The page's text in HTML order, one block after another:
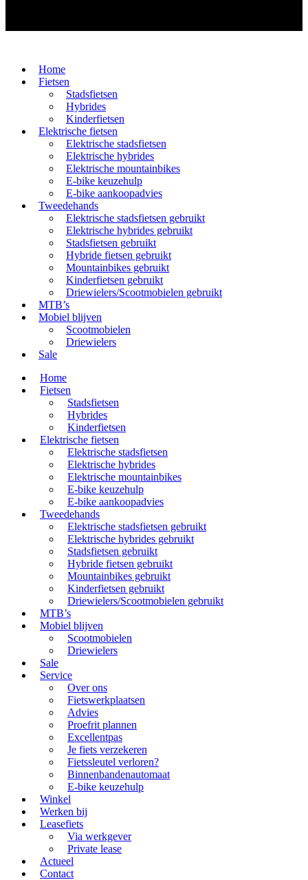
Home
Fietsen
Stadsfietsen
Hybrides
Kinderfietsen
Elektrische fietsen
Elektrische stadsfietsen
Elektrische hybrides
Elektrische mountainbikes
E-bike keuzehulp
E-bike aankoopadvies
Tweedehands
Elektrische stadsfietsen gebruikt
Elektrische hybrides gebruikt
Stadsfietsen gebruikt
Hybride fietsen gebruikt
Mountainbikes gebruikt
Kinderfietsen gebruikt
Driewielers/Scootmobielen gebruikt
MTB’s
Mobiel blijven
Scootmobielen
Driewielers
Sale
Home
Fietsen
Stadsfietsen
Hybrides
Kinderfietsen
Elektrische fietsen
Elektrische stadsfietsen
Elektrische hybrides
Elektrische mountainbikes
E-bike keuzehulp
E-bike aankoopadvies
Tweedehands
Elektrische stadsfietsen gebruikt
Elektrische hybrides gebruikt
Stadsfietsen gebruikt
Hybride fietsen gebruikt
Mountainbikes gebruikt
Kinderfietsen gebruikt
Driewielers/Scootmobielen gebruikt
MTB’s
Mobiel blijven
Scootmobielen
Driewielers
Sale
Service
Over ons
Fietswerkplaatsen
Advies
Proefrit plannen
Excellentpas
Je fiets verzekeren
Fietssleutel verloren?
Binnenbandenautomaat
E-bike keuzehulp
Winkel
Werken bij
Leasefiets
Via werkgever
Private lease
Actueel
Contact